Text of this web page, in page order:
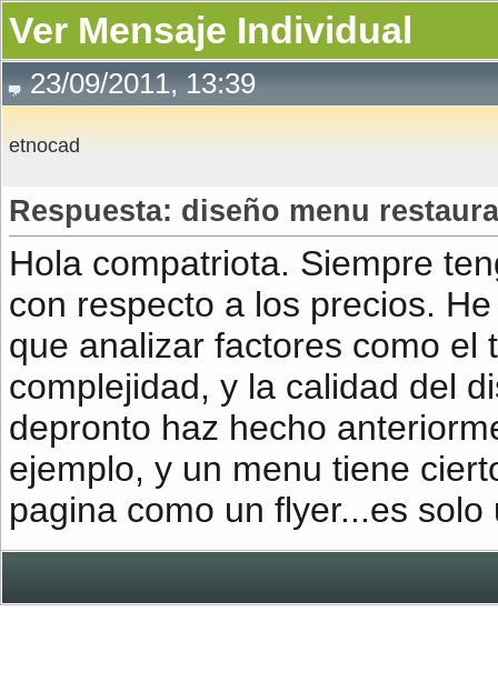
Ver Mensaje Individual
23/09/2011, 13:39
etnocad
Respuesta: diseño menu
Hola compatriota. Siempre
con respecto a los precios.
que analizar factores como el
complejidad, y la calidad del
depronto haz hecho
ejemplo, y un menu tiene
pagina como un flyer...es